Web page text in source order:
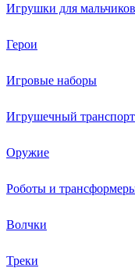
Игрушки для мальчиков
Герои
Игровые наборы
Игрушечный транспорт
Оружие
Роботы и
Волчки
Треки